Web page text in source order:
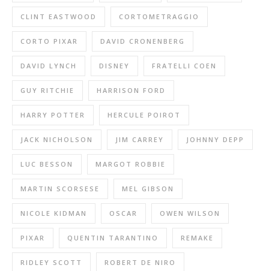
CLINT EASTWOOD CORTOMETRAGGIO
CORTO PIXAR DAVID CRONENBERG
DAVID LYNCH DISNEY FRATELLI COEN
GUY RITCHIE HARRISON FORD
HARRY POTTER HERCULE POIROT
JACK NICHOLSON JIM CARREY JOHNNY DEPP
LUC BESSON MARGOT ROBBIE
MARTIN SCORSESE MEL GIBSON
NICOLE KIDMAN OSCAR OWEN WILSON
PIXAR QUENTIN TARANTINO REMAKE
RIDLEY SCOTT ROBERT DE NIRO